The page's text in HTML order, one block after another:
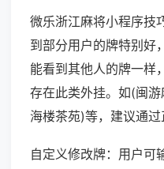
微乐浙江麻将小程序技
到部分用户的牌特别好
能看到其他人的牌一样
存在此类外挂。如(闽
海楼茶苑)等，建议通过
自定义修改牌：用户可